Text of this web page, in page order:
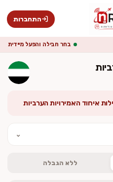
התחברות
בחר חבילה והפעל מיידית
⌄
כרטיס פיזי.ללא הגבלה